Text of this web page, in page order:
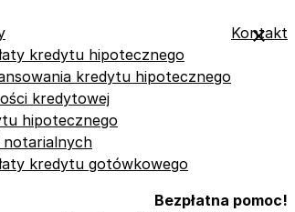
kredytu hipotecznego
kredytu hipotecznego
kredytowej
hipotecznego
notarialnych
kredytu gotówkowego
Kontakt
Bezpłatna pomoc!